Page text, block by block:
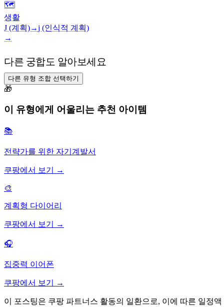
🗺️
생활
J (계획)→j (인식적 계획)
→
다른 궁합도 알아보세요
다른 유형 조합 선택하기
🎁
이 유형에게 어울리는 추천 아이템
📚
전략가를 위한 자기계발서
쿠팡에서 보기 →
🎨
계획형 다이어리
쿠팡에서 보기 →
🎧
집중력 이어폰
쿠팡에서 보기 →
이 포스팅은 쿠팡 파트너스 활동의 일환으로, 이에 따른 일정액